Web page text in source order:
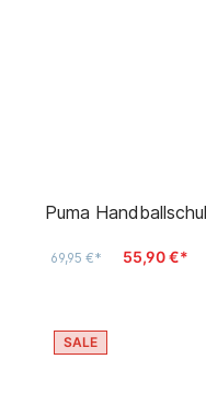
Puma
69,95 €* 55,90 €*
SALE